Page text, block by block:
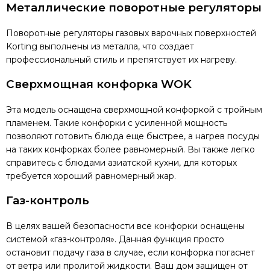
Металлические поворотные регуляторы
Поворотные регуляторы газовых варочных поверхностей
Korting выполнены из металла, что создает
профессиональный стиль и препятствует их нагреву.
Сверхмощная конфорка WOK
Эта модель оснащена сверхмощной конфоркой с тройным
пламенем. Такие конфорки с усиленной мощность
позволяют готовить блюда еще быстрее, а нагрев посуды
на таких конфорках более равномерный. Вы также легко
справитесь с блюдами азиатской кухни, для которых
требуется хороший равномерный жар.
Газ-контроль
В целях вашей безопасности все конфорки оснащены
системой «газ-контроля». Данная функция просто
остановит подачу газа в случае, если конфорка погаснет
от ветра или пролитой жидкости. Ваш дом защищен от